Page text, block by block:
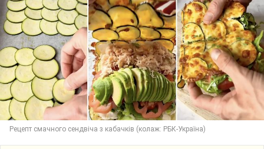
Рецепт смачного сендвіча з кабачків (колаж: РБК-Україна)